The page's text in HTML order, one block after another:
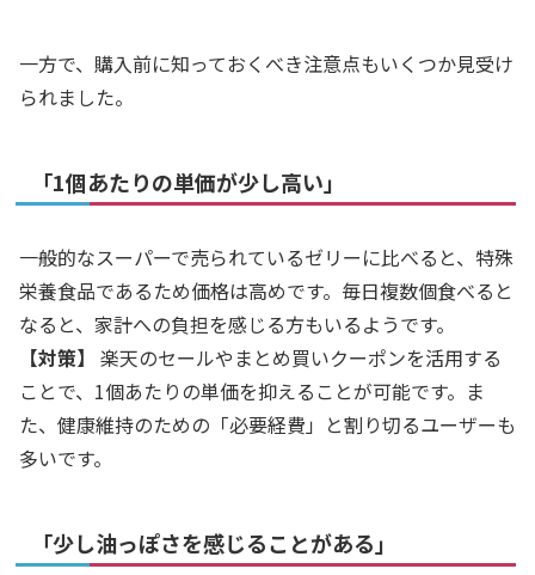
一方で、購入前に知っておくべき注意点もいくつか見受け
られました。
「1個あたりの単価が少し高い」
一般的なスーパーで売られているゼリーに比べると、特殊
栄養食品であるため価格は高めです。毎日複数個食べると
なると、家計への負担を感じる方もいるようです。
【対策】 楽天のセールやまとめ買いクーポンを活用する
ことで、1個あたりの単価を抑えることが可能です。ま
た、健康維持のための「必要経費」と割り切るユーザーも
多いです。
「少し油っぽさを感じることがある」